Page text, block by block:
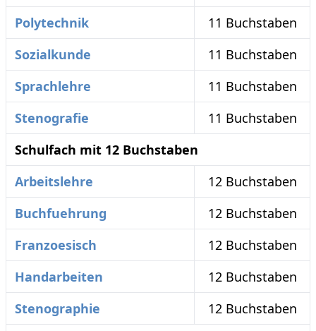
Polytechnik
11 Buchstaben
Sozialkunde
11 Buchstaben
Sprachlehre
11 Buchstaben
Stenografie
11 Buchstaben
Schulfach mit 12 Buchstaben
Arbeitslehre
12 Buchstaben
Buchfuehrung
12 Buchstaben
Franzoesisch
12 Buchstaben
Handarbeiten
12 Buchstaben
Stenographie
12 Buchstaben